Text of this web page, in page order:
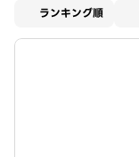
ランキング順